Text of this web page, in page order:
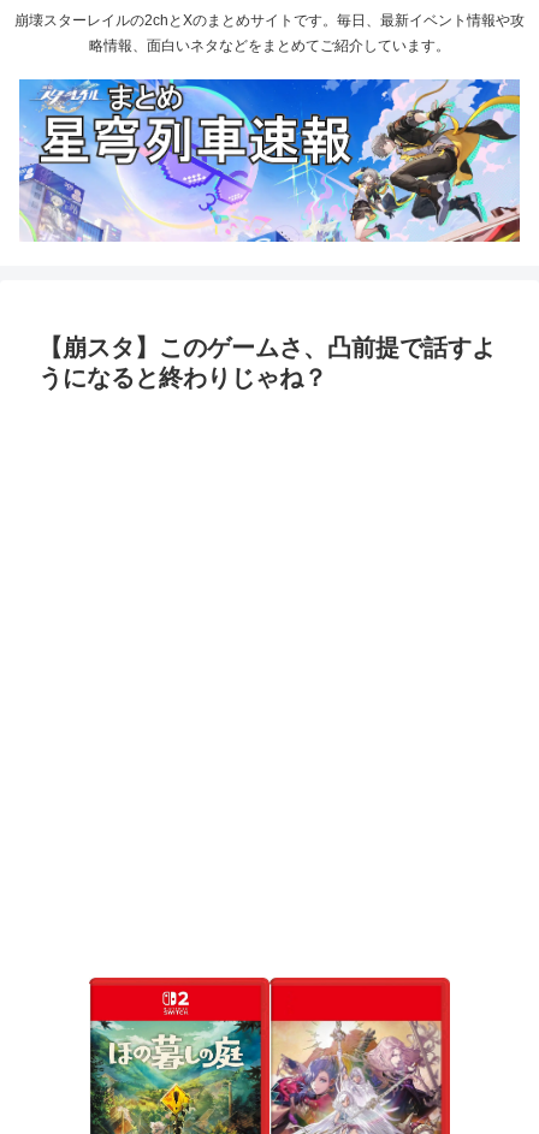
崩壊スターレイルの2chとXのまとめサイトです。毎日、最新イベント情報や攻
略情報、面白いネタなどをまとめてご紹介しています。
【崩スタ】このゲームさ、凸前提で話すよ
うになると終わりじゃね？